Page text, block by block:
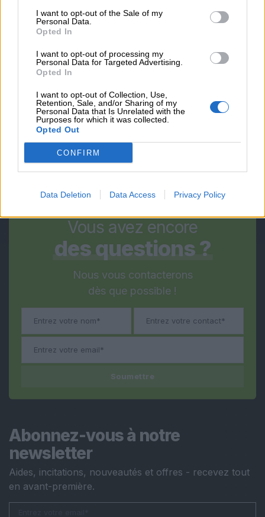
I want to opt-out of the Sale of my
Personal Data.
Opted In
I want to opt-out of processing my
Personal Data for Targeted Advertising.
Opted In
I want to opt-out of Collection, Use,
Retention, Sale, and/or Sharing of my
Personal Data that Is Unrelated with the
Purposes for which it was collected.
Opted Out
CONFIRM
Data Deletion Data Access Privacy Policy
OBSERVATIONS
*En envoyant, vous acceptez notre
Envoyer
Vous avez encore
des questions ?
Nous vous contacterons
dès que possible !
Soumettre
Abonnez-vous à notre
newsletter
Aides, incitations, nouveautés et offres - recevez tout
en avant-première.